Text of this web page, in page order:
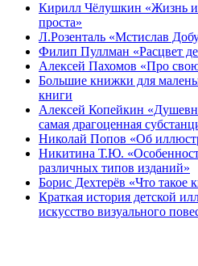
Кирилл Чёлушкин «Жизнь
проста»
Л.Розенталь «Мстислав
Филип Пуллман «Расцвет
Алексей Пахомов «Про
Большие книжки для
книги
Алексей Копейкин
самая драгоценная
Николай Попов «Об
Никитина Т.Ю.
различных типов изданий»
Борис Дехтерёв «Что такое
Краткая история детской
искусство визуального